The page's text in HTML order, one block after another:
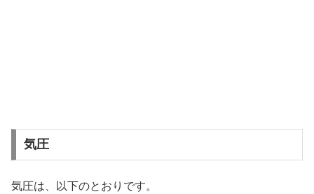
気圧
気圧は、以下のとおりです。